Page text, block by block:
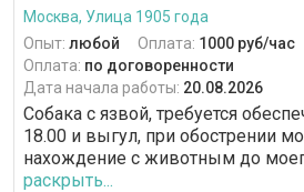
Москва, Улица 1905 года
Опыт: любой Оплата: 1000 руб/час
Оплата: по договоренности
Дата начала работы: 20.08.2026
Собака с язвой, требуется
18.00 и выгул, при обострении
нахождение с животным до
раскрыть...